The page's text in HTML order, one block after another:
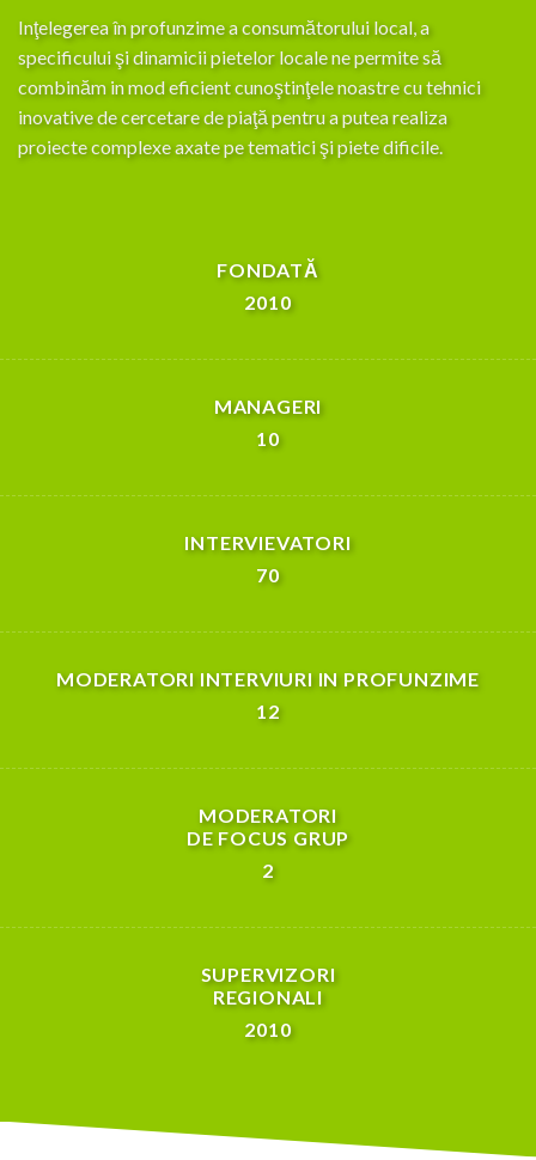
și nu prea. Companiile prezente pe piața Moldovei de mult
timp și nu demult. Cu situație problematică și doar dorind să-
și dezvolte succesul.
Inţelegerea în profunzime a consumătorului local, a
specificului şi dinamicii pietelor locale ne permite să
2010
10
70
12
2
2010